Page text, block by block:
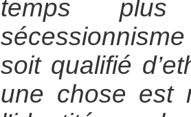
temps
soit qualifié
une chose est